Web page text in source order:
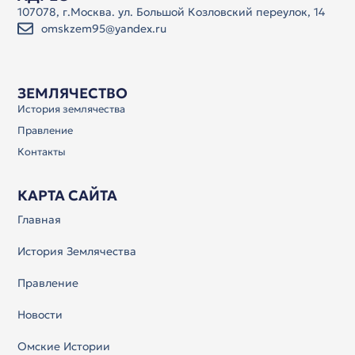
ЗЕМЛЯЧЕСТВО
История землячества
Правление
Контакты
КАРТА САЙТА
Главная
История Землячества
Правление
Новости
Омские Истории
107078, г.Москва. ул. Большой Козловский переулок, 14
omskzem95@yandex.ru